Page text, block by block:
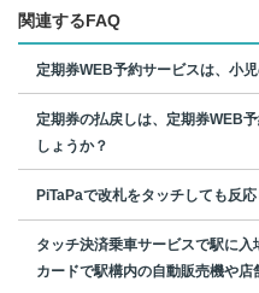
関連するFAQ
定期券WEB予約サービスは、小
定期券の払戻しは、定期券WEB
しょうか？
PiTaPaで改札をタッチしても反
タッチ決済乗車サービスで駅に
カードで駅構内の自動販売機や店